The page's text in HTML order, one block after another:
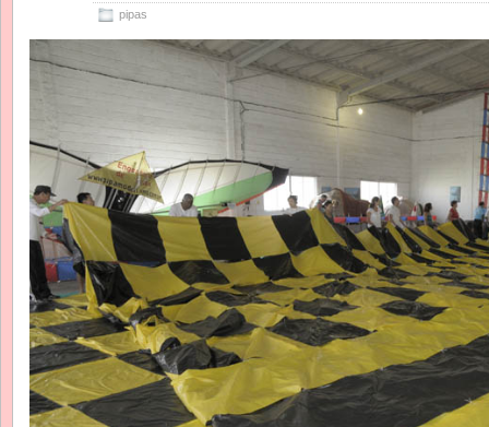
pipas